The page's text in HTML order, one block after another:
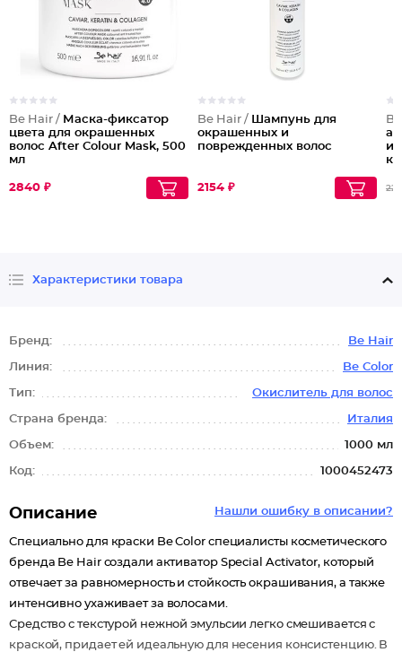
Be Hair / Маска-фиксатор
цвета для окрашенных
волос After Colour Mask, 500
мл
2840 ₽
Be Hair / Шампунь для
окрашенных и
поврежденных волос
2154 ₽
Характеристики товара
Бренд: Be Hair
Линия: Be Color
Тип: Окислитель для волос
Страна бренда: Италия
Объем: 1000 мл
Код: 1000452473
Нашли ошибку в описании?
Описание
Специально для краски Be Color специалисты косметического
бренда Be Hair создали активатор Special Activator, который
отвечает за равномерность и стойкость окрашивания, а также
интенсивно ухаживает за волосами.
Средство с текстурой нежной эмульсии легко смешивается с
краской, придает ей идеальную для несения консистенцию. В